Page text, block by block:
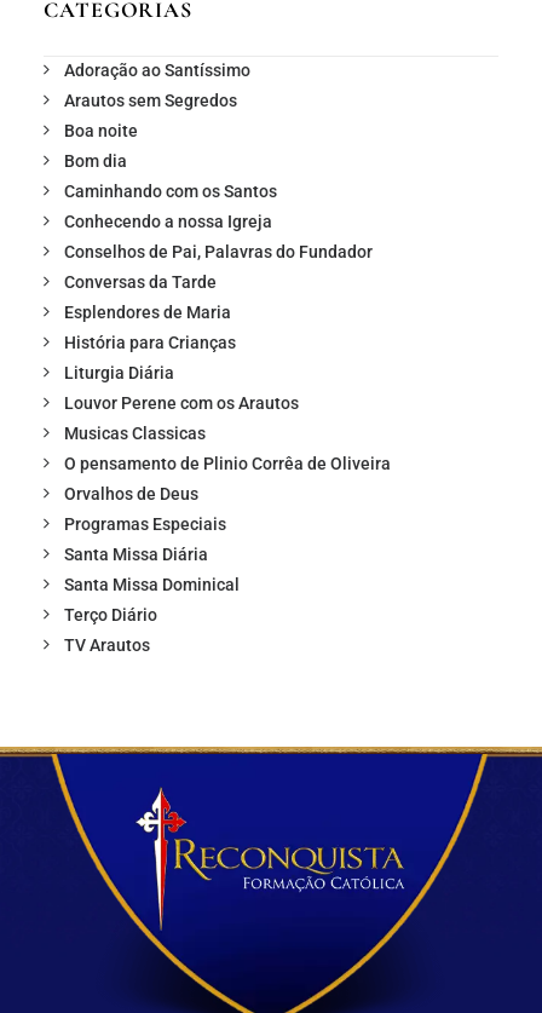
CATEGORIAS
Adoração ao Santíssimo
Arautos sem Segredos
Boa noite
Bom dia
Caminhando com os Santos
Conhecendo a nossa Igreja
Conselhos de Pai, Palavras do Fundador
Conversas da Tarde
Esplendores de Maria
História para Crianças
Liturgia Diária
Louvor Perene com os Arautos
Musicas Classicas
O pensamento de Plinio Corrêa de Oliveira
Orvalhos de Deus
Programas Especiais
Santa Missa Diária
Santa Missa Dominical
Terço Diário
TV Arautos